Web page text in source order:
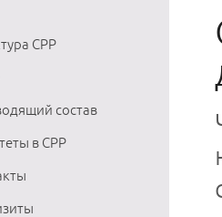
СРР
состав
в СРР